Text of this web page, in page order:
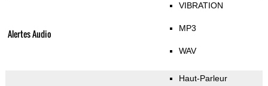
Alertes Audio
VIBRATION
MP3
WAV
Haut-Parleur